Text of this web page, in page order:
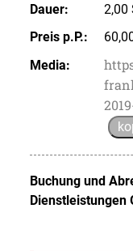
Dauer:
2,00
Preis p.P.:
Media:
Buchung und
Dienstleistungen